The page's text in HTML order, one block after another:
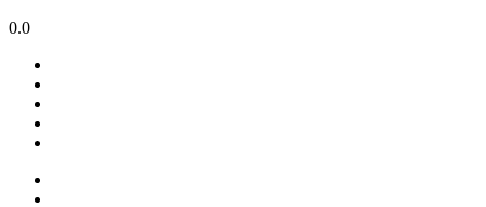
0.0